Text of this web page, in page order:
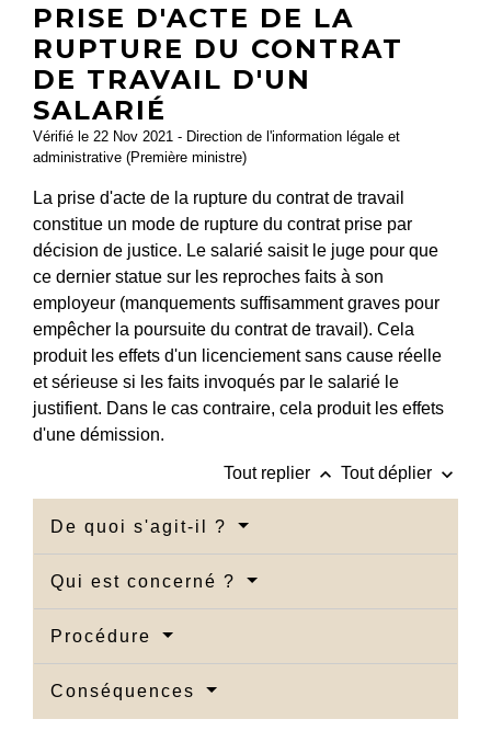
PRISE D'ACTE DE LA
RUPTURE DU CONTRAT
DE TRAVAIL D'UN
SALARIÉ
Vérifié le 22 Nov 2021 - Direction de l'information légale et
administrative (Première ministre)
La prise d'acte de la rupture du contrat de travail
constitue un mode de rupture du contrat prise par
décision de justice. Le salarié saisit le juge pour que
ce dernier statue sur les reproches faits à son
employeur (manquements suffisamment graves pour
empêcher la poursuite du contrat de travail). Cela
produit les effets d'un licenciement sans cause réelle
et sérieuse si les faits invoqués par le salarié le
justifient. Dans le cas contraire, cela produit les effets
d'une démission.
Tout replier keyboard_arrow_up Tout déplier keyboard_arrow_down
De quoi s'agit-il ?
Qui est concerné ?
Procédure
Conséquences